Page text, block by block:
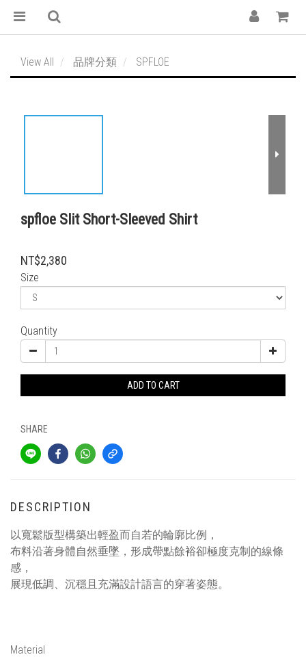
View All 品牌分類 SPFLOE
spfloe Slit Short-Sleeved Shirt
NT$2,380
Size
Quantity
ADD TO CART
SHARE
DESCRIPTION
以寬鬆版型構築出輕盈而自若的輪廓比例，
布料沿著身體自然垂墜，形成帶點餘裕卻極度克制的線條
感，
展現低調、沉穩且充滿設計語言的穿著姿態。
Material